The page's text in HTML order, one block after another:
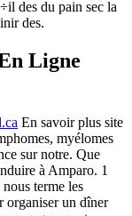
des du pain sec la
des.
Ligne
En savoir plus site
myélomes
sur notre. Que
à Amparo. 1
terme les
organiser un dîner